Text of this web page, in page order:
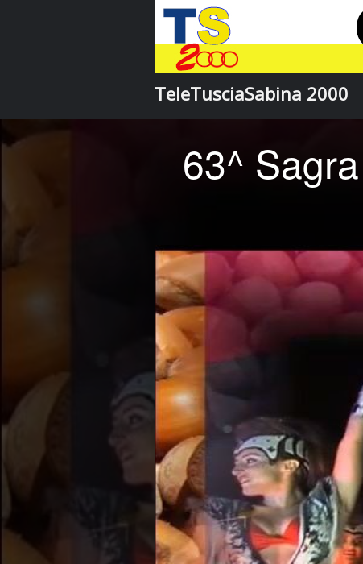
TeleTusciaSabina 2000
63^